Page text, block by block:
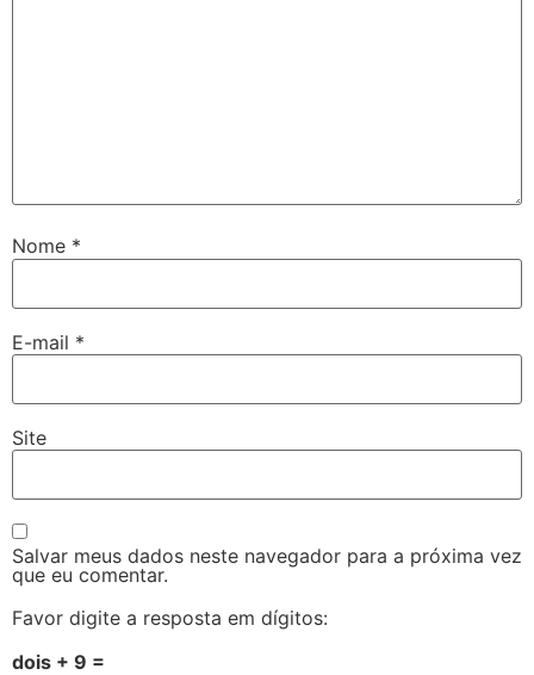
Nome *
E-mail *
Site
Salvar meus dados neste navegador para a próxima vez
que eu comentar.
Favor digite a resposta em dígitos:
dois + 9 =